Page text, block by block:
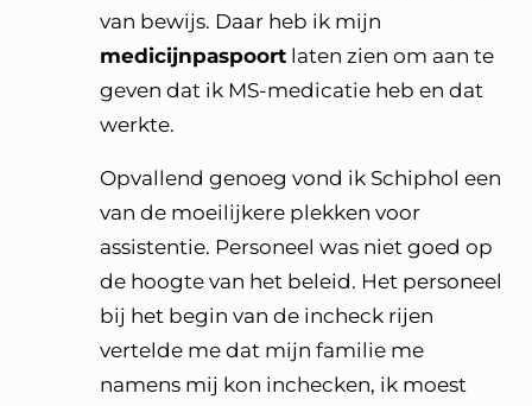
van bewijs. Daar heb ik mijn
medicijnpaspoort laten zien om aan te
geven dat ik MS-medicatie heb en dat
werkte.
Opvallend genoeg vond ik Schiphol een
van de moeilijkere plekken voor
assistentie. Personeel was niet goed op
de hoogte van het beleid. Het personeel
bij het begin van de incheck rijen
vertelde me dat mijn familie me
namens mij kon inchecken, ik moest